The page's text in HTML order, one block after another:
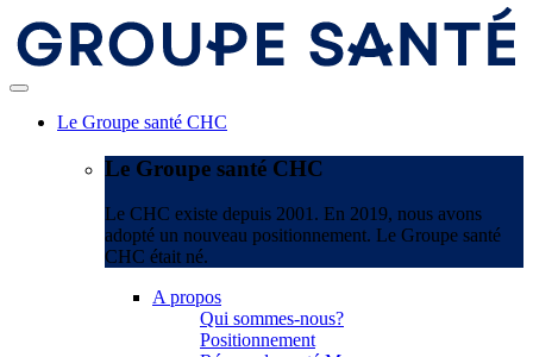
Le Groupe santé CHC
Le Groupe santé CHC
Le CHC existe depuis 2001. En 2019, nous avons
adopté un nouveau positionnement. Le Groupe santé
CHC était né.
A propos
Qui sommes-nous?
Positionnement